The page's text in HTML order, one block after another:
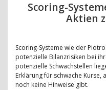
Scoring-
Aktien
Scoring-Systeme wie der
potenzielle Bilanzrisiken bei
potenzielle Schwachstellen
Erklärung für schwache Kurse,
noch keine Hinweise gibt.